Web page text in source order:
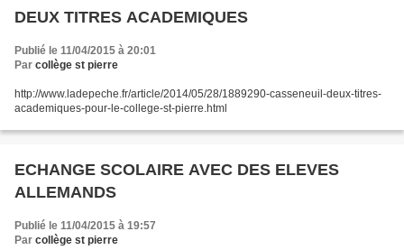
DEUX TITRES ACADEMIQUES
Publié le 11/04/2015 à 20:01
Par collège st pierre
http://www.ladepeche.fr/article/2014/05/28/1889290-casseneuil-deux-titres-
academiques-pour-le-college-st-pierre.html
ECHANGE SCOLAIRE AVEC DES ELEVES
ALLEMANDS
Publié le 11/04/2015 à 19:57
Par collège st pierre